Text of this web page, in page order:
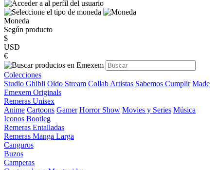
Moneda
Según producto
$
USD
€
Colecciones
Studio Ghibli Oido Stream Collab Artistas Sabemos Cumplir Made
Emexem Originals
Remeras Unisex
Anime Cartoons Gamer Horror Show Movies y Series Música
Iconos Bootleg
Remeras Entalladas
Remeras Manga Larga
Canguros
Buzos
Camperas